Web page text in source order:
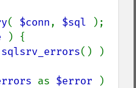
( $conn, $sql
);
) {
sqlsrv_errors() )
as $error
)